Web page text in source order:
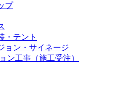
プ
・テント
ョン・サイネージ
ン工事（施工受注）